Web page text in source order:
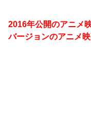
2016年公開のアニメ
バージョンのアニメ